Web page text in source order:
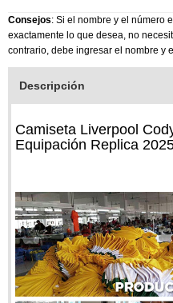
Consejos: Si el nombre y el número
exactamente lo que desea, no
contrario, debe ingresar el nombre y
Descripción
Camiseta Liverpool
Equipación Replica